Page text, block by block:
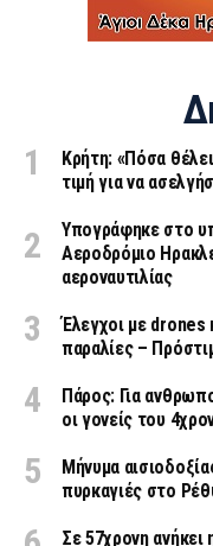
Κρήτη: «Πόσα
τιμή για να
Υπογράφηκε στο
Αεροδρόμιο
αεροναυτιλίας
Έλεγχοι με
παραλίες –
Πάρος: Για
οι γονείς του
Μήνυμα
πυρκαγιές στο
Σε 57χρονη